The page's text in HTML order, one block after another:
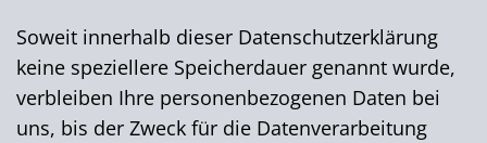
Soweit innerhalb dieser Datenschutzerklärung
keine speziellere Speicherdauer genannt wurde,
verbleiben Ihre personenbezogenen Daten bei
uns, bis der Zweck für die Datenverarbeitung